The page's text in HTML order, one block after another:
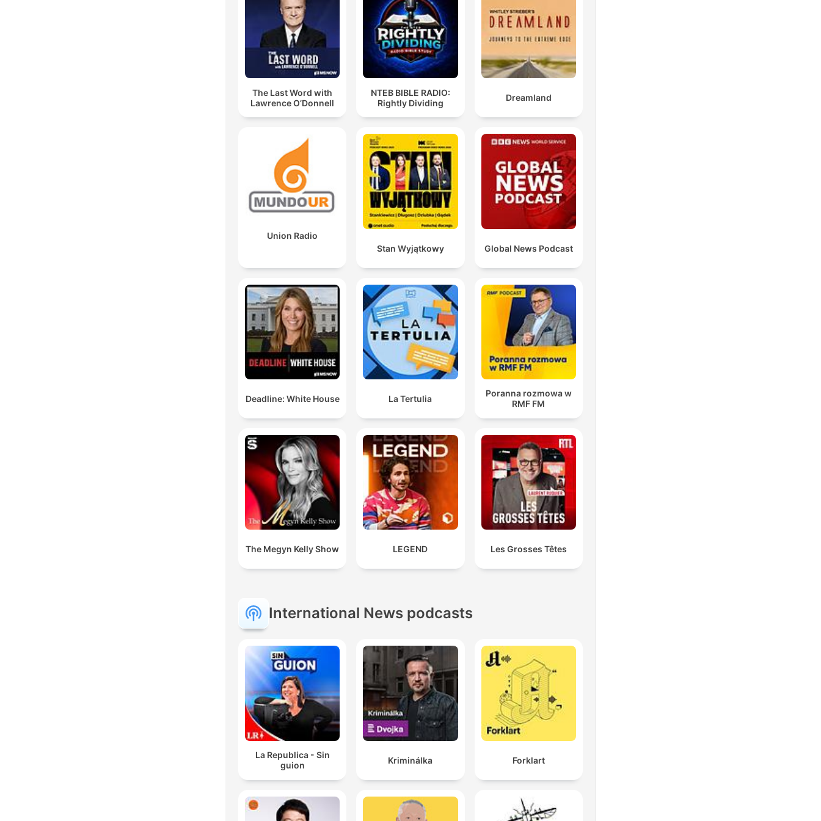
Il rischio è che andremo a sostituire lavori, per cui
abbiamo la coda, e a non sostituire lavori che nessuno
vuole fare.
che elimina occupazioni con alta domanda invece di risolvere la
carenza di manodopera in settori difficili.
le donne destinano alla cura della famiglia 5 ore al
giorno contro le 2 ore che destinano gli uomini, il che
significa che le donne subiscono un ostacolo nella loro
crescita professionale
00:29:31 · Viene presentato un dato statistico sull'asimmetria di
genere nel carico di cura familiare e sul suo impatto negativo
sulla carriera femminile.
c'è una grandissima volontà voglia anzi voglia di futuro
ma appunto Edoardo ce l'ha descritto molto bene
questo futuro sembra proprio inarrivabile e c'è questa
disillusione terribile
00:39:50 · L'intervistatore sottolinea il paradosso tra il desiderio
di futuro dei giovani e la percezione di un orizzonte reso
impossibile dalle attuali condizioni sociali.
i giovani abbiano molto bisogno di adulti che è una
00:42:39 · Francesco Seghezzi propone l'investimento
nell'apprendistato per ricreare un legame formativo tra
generazioni attraverso la figura del maestro.
The Last Word with
Lawrence O’Donnell
NTEB BIBLE RADIO:
Rightly Dividing
Dreamland
Union Radio
Stan Wyjątkowy
Global News Podcast
Deadline: White House La Tertulia
Poranna rozmowa w
RMF FM
The Megyn Kelly Show LEGEND Les Grosses Têtes
International News podcasts
La Republica - Sin
guion
Kriminálka Forklart